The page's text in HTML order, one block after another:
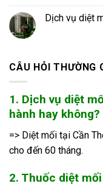
Dịch vụ diệt
CÂU HỎI THƯỜNG
1. Dịch vụ diệt
hành hay không?
=> Diệt mối tại Cần
cho đến 60 tháng.
2. Thuốc diệt